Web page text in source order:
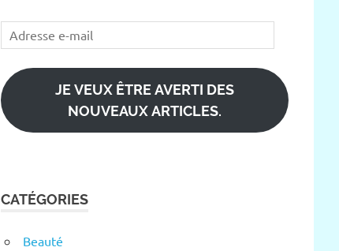
Adresse
e-
mail
JE VEUX ÊTRE AVERTI DES
NOUVEAUX ARTICLES.
CATÉGORIES
Beauté